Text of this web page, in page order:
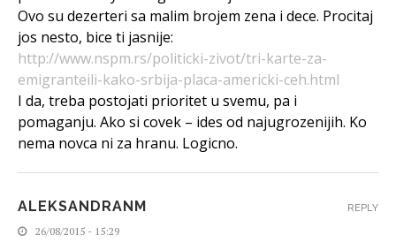
Ovo su dezerteri sa malim brojem zena i dece. Procitaj
jos nesto, bice ti jasnije:
http://www.nspm.rs/politicki-zivot/tri-karte-za-
emigranteili-kako-srbija-placa-americki-ceh.html
I da, treba postojati prioritet u svemu, pa i
pomaganju. Ako si covek – ides od najugrozenijih. Ko
nema novca ni za hranu. Logicno.
ALEKSANDRANM
26/08/2015 - 15:29
REPLY